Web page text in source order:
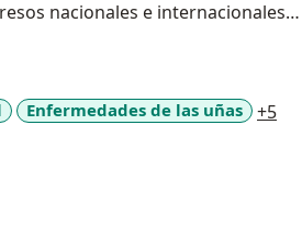
y a PERUDERM , asociada
Enfermedades de las uñas +5